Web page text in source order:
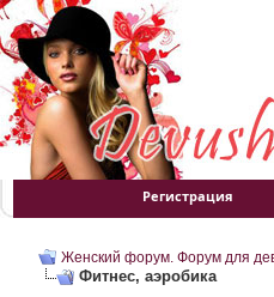
Регистрация
Женский форум. Форум для
Фитнес, аэробика